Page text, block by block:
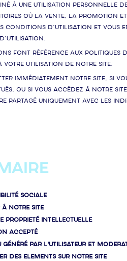
à une utilisation personnelle
où la vente, la promotion
conditions d’utilisation et vous
font référence aux politiques
votre utilisation de notre Site.
immédiatement notre Site, si
ou si vous accédez à notre
partagé uniquement avec les
SOCIALE
NOTRE SITE
PROPRIETÉ INTELLECTUELLE
ACCEPTÉ
PAR L'UTILISATEUR ET
DES ELEMENTS SUR NOTRE SITE